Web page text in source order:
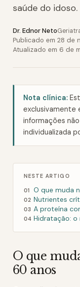
saúde do idoso.
Dr. Ednor Neto
Publicado em 28 de
Atualizado em 6 de
Nota clínica:
exclusivamente
informações
individualizada
NESTE ARTIGO
01 O que muda
02 Nutrientes
03 A proteína
04 Hidratação: o
O que
60 anos